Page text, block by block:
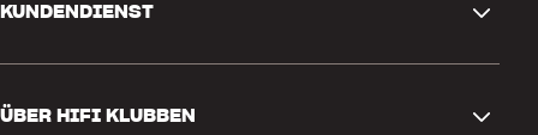
KUNDENDIENST
ÜBER HIFI KLUBBEN